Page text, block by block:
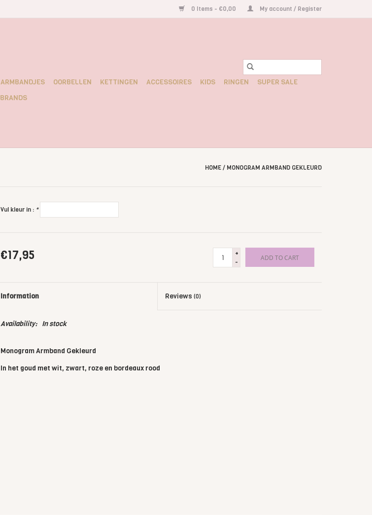
0 Items - €0,00 My account / Register
ARMBANDJES OORBELLEN KETTINGEN ACCESSOIRES KIDS RINGEN
SUPER SALE
BRANDS
HOME/ MONOGRAM ARMBAND GEKLEURD
Vul kleur in : *
€17,95
+
-
ADD TO CART
Information Reviews(0)
Availability: In stock
Monogram Armband Gekleurd
In het goud met wit, zwart, roze en bordeaux rood